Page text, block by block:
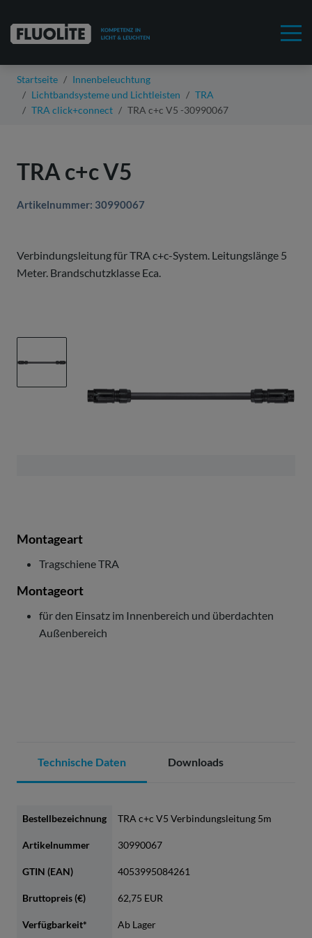
Startseite
Innenbeleuchtung
Lichtbandsysteme und Lichtleisten
TRA
TRA click+connect
TRA c+c V5 -30990067
TRA c+c V5
Artikelnummer: 30990067
Verbindungsleitung für TRA c+c-System. Leitungslänge 5
Meter. Brandschutzklasse Eca.
Montageart
Tragschiene TRA
Montageort
für den Einsatz im Innenbereich und überdachten
Außenbereich
Technische Daten Downloads
Bestellbezeichnung TRA c+c V5 Verbindungsleitung 5m
Artikelnummer 30990067
GTIN (EAN) 4053995084261
Bruttopreis (€) 62,75 EUR
Verfügbarkeit* Ab Lager